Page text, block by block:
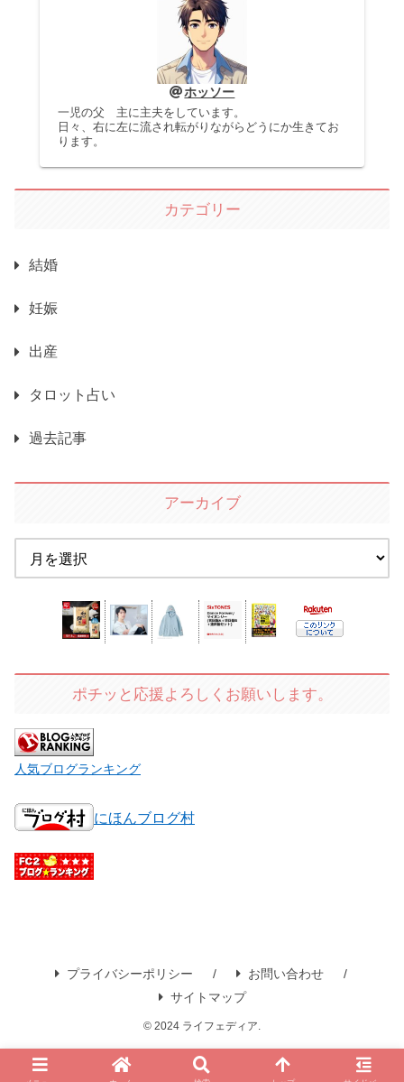
ホッソー
一児の父 主に主夫をしています。
日々、右に左に流され転がりながらどうにか生きてお
ります。
カテゴリー
結婚
妊娠
出産
タロット占い
過去記事
アーカイブ
ポチッと応援よろしくお願いします。
人気ブログランキング
にほんブログ村
プライバシーポリシー
お問い合わせ
サイトマップ
© 2024 ライフェディア.